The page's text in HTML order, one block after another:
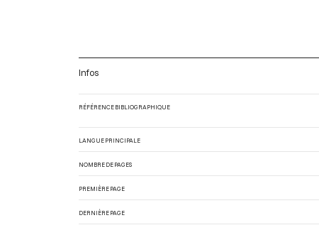
Infos
RÉFÉRENCE BIBLIOGRAPHIQUE
LANGUE PRINCIPALE
NOMBRE DE PAGES
PREMIÈRE PAGE
DERNIÈRE PAGE